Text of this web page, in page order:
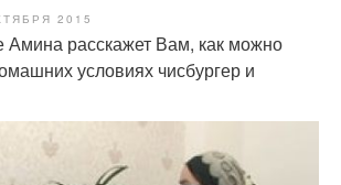
2015
Амина расскажет Вам, как можно
условиях чисбургер и